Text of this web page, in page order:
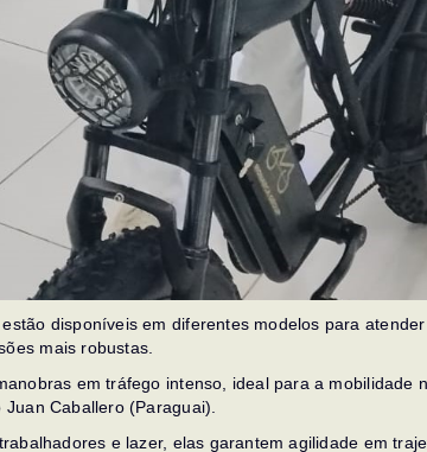
disponíveis em diferentes modelos para
mais robustas.
em tráfego intenso, ideal para a mobilidade
Caballero (Paraguai).
e lazer, elas garantem agilidade em